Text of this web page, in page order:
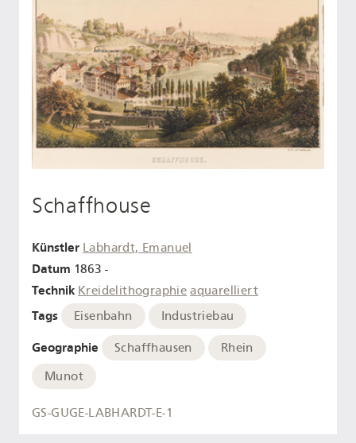
Schaffhouse
Künstler Labhardt, Emanuel
Datum 1863 -
Technik Kreidelithographie aquarelliert
Tags Eisenbahn Industriebau
Geographie Schaffhausen
Rhein
Munot
GS-GUGE-LABHARDT-E-1